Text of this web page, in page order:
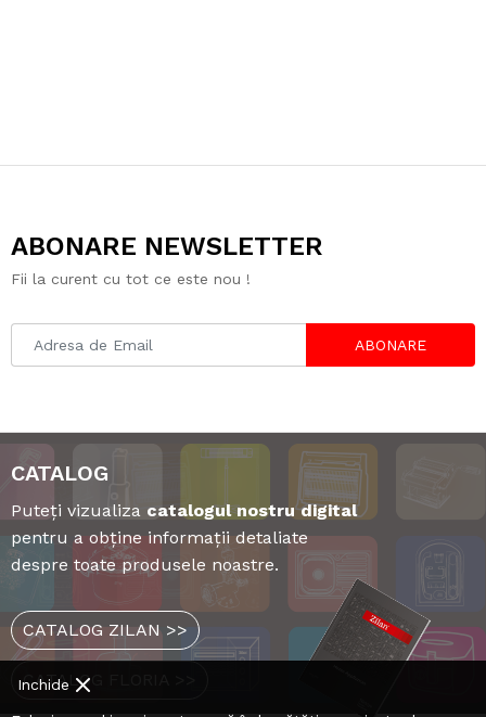
ABONARE NEWSLETTER
Fii la curent cu tot ce este nou !
ABONARE
CATALOG
Puteți vizualiza catalogul nostru digital
pentru a obține informații detaliate
despre toate produsele noastre.
CATALOG ZILAN >>
CATALOG FLORIA >>
Inchide